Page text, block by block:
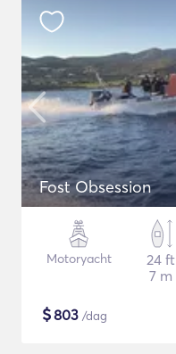
Fost Obsession
Motoryacht
24 ft
7 m
$803 /dag